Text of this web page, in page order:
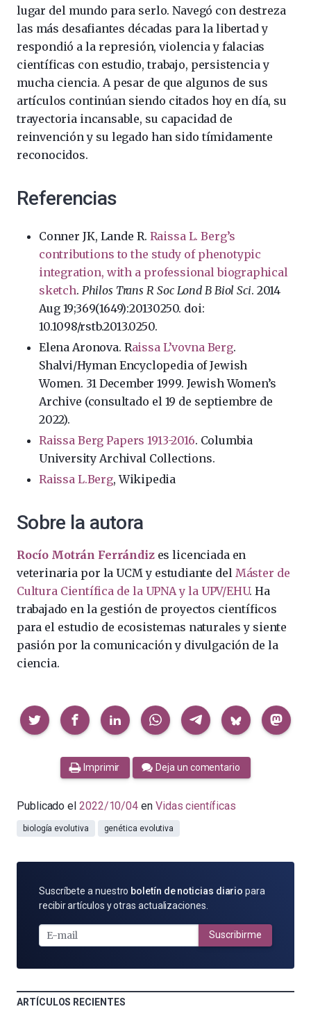
lugar del mundo para serlo. Navegó con destreza
las más desafiantes décadas para la libertad y
respondió a la represión, violencia y falacias
científicas con estudio, trabajo, persistencia y
mucha ciencia. A pesar de que algunos de sus
artículos continúan siendo citados hoy en día, su
trayectoria incansable, su capacidad de
reinvención y su legado han sido tímidamente
reconocidos.
Referencias
Conner JK, Lande R. Raissa L. Berg’s
contributions to the study of phenotypic
integration, with a professional biographical
sketch. Philos Trans R Soc Lond B Biol Sci. 2014
Aug 19;369(1649):20130250. doi:
10.1098/rstb.2013.0250.
Elena Aronova. Raissa L’vovna Berg.
Shalvi/Hyman Encyclopedia of Jewish
Women. 31 December 1999. Jewish Women’s
Archive (consultado el 19 de septiembre de
2022).
Raissa Berg Papers 1913-2016. Columbia
University Archival Collections.
Raissa L.Berg, Wikipedia
Sobre la autora
Rocío Motrán Ferrándizes licenciada en
veterinaria por la UCM y estudiante del Máster de
Cultura Científica de la UPNA y la UPV/EHU. Ha
trabajado en la gestión de proyectos científicos
para el estudio de ecosistemas naturales y siente
pasión por la comunicación y divulgación de la
ciencia.
Compartir
Imprimir Deja un comentario
Publicado el 2022/10/04 en Vidas científicas
biología evolutiva genética evolutiva
SUSCRÍBETE
POR
MAIL
Suscríbete a nuestro boletín de noticias diario para
recibir artículos y otras actualizaciones.
Suscribirme
ARTÍCULOS RECIENTES